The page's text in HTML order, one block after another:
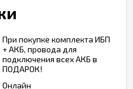
При покупке комплекта ИБП
+ АКБ, провода для
подключения всех АКБ в
ПОДАРОК!
Онлайн